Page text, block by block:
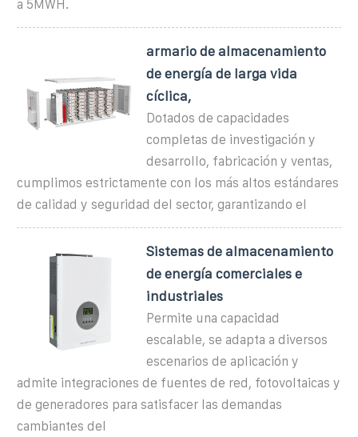
a 5MWH.
armario de almacenamiento
de energía de larga vida
cíclica,
Dotados de capacidades
completas de investigación y
desarrollo, fabricación y ventas,
cumplimos estrictamente con los más altos estándares
de calidad y seguridad del sector, garantizando el
Sistemas de almacenamiento
de energía comerciales e
industriales
Permite una capacidad
escalable, se adapta a diversos
escenarios de aplicación y
admite integraciones de fuentes de red, fotovoltaicas y
de generadores para satisfacer las demandas
cambiantes del